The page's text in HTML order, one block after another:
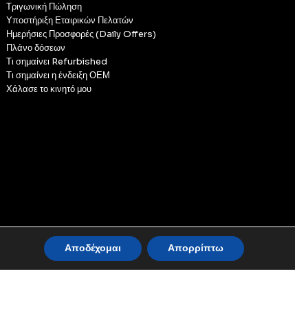
Τριγωνική Πώληση
Υποστήριξη Εταιρικών Πελατών
Ημερήσιες Προσφορές (Daily Offers)
Πλάνο δόσεων
Τι σημαίνει Refurbished
Τι σημαίνει η ένδειξη ΟΕΜ
Χάλασε το κινητό μου
Αποδέχομαι Απορρίπτω